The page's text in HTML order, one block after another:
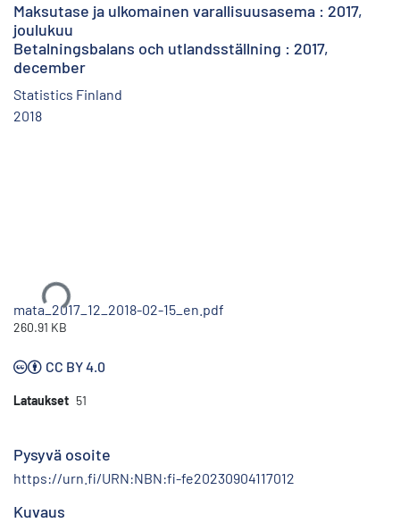
Maksutase ja ulkomainen varallisuusasema : 2017,
joulukuu
Betalningsbalans och utlandsställning : 2017,
december
Statistics Finland
2018
mata_2017_12_2018-02-15_en.pdf
260.91 KB
CC BY 4.0
Lataukset 51
Pysyvä osoite
https://urn.fi/URN:NBN:fi-fe20230904117012
Kuvaus